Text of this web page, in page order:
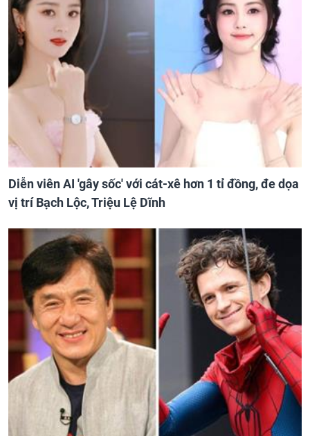
Diễn viên AI 'gây sốc' với cát-xê hơn 1 tỉ đồng, đe dọa
vị trí Bạch Lộc, Triệu Lệ Dĩnh